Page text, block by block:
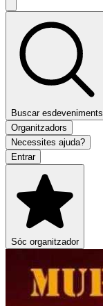
Buscar esdeveniments
Organitzadors
Necessites ajuda?
Entrar
Sóc organitzador